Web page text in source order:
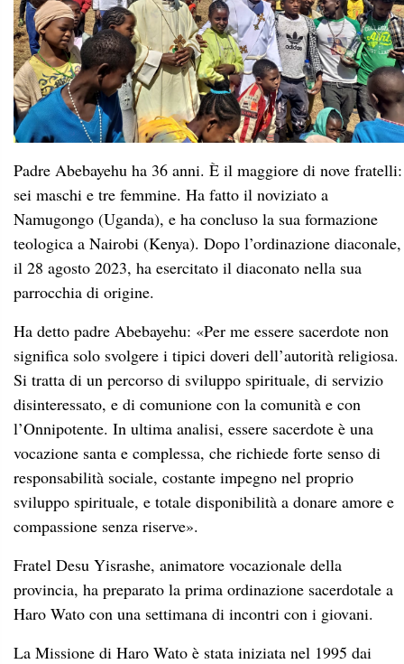
Padre Abebayehu ha 36 anni. È il maggiore di nove fratelli:
sei maschi e tre femmine. Ha fatto il noviziato a
Namugongo (Uganda), e ha concluso la sua formazione
teologica a Nairobi (Kenya). Dopo l’ordinazione diaconale,
il 28 agosto 2023, ha esercitato il diaconato nella sua
parrocchia di origine.
Ha detto padre Abebayehu: «Per me essere sacerdote non
significa solo svolgere i tipici doveri dell’autorità religiosa.
Si tratta di un percorso di sviluppo spirituale, di servizio
disinteressato, e di comunione con la comunità e con
l’Onnipotente. In ultima analisi, essere sacerdote è una
vocazione santa e complessa, che richiede forte senso di
responsabilità sociale, costante impegno nel proprio
sviluppo spirituale, e totale disponibilità a donare amore e
compassione senza riserve».
Fratel Desu Yisrashe, animatore vocazionale della
provincia, ha preparato la prima ordinazione sacerdotale a
Haro Wato con una settimana di incontri con i giovani.
La Missione di Haro Wato è stata iniziata nel 1995 dai